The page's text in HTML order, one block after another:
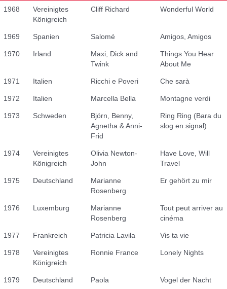
1968
Vereinigtes
Königreich
Cliff Richard Wonderful World
1969 Spanien Salomé Amigos, Amigos
1970 Irland
Maxi, Dick and
Twink
Things You Hear
About Me
1971 Italien Ricchi e Poveri Che sarà
1972 Italien Marcella Bella Montagne verdi
1973 Schweden
Björn, Benny,
Agnetha & Anni-
Frid
Ring Ring (Bara du
slog en signal)
1974
Vereinigtes
Königreich
Olivia Newton-
John
Have Love, Will
Travel
1975 Deutschland
Marianne
Rosenberg
Er gehört zu mir
1976 Luxemburg
Marianne
Rosenberg
Tout peut arriver au
cinéma
1977 Frankreich Patricia Lavila Vis ta vie
1978
Vereinigtes
Königreich
Ronnie France Lonely Nights
1979 Deutschland Paola Vogel der Nacht